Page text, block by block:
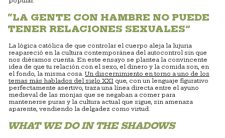
“LA GENTE CON HAMBRE NO PUEDE
TENER RELACIONES SEXUALES”
La lógica católica de que controlar el cuerpo aleja la lujuria
reapareció en la cultura contemporánea del autocontrol sin que
nos diéramos cuenta. En este ensayo se plantea la convincente
idea de que tu relación con el sexo, el dinero y la comida son, en
el fondo, la misma cosa.Un discernimiento en torno a uno de los
temas más hablados del siglo XXI que, con un lenguaje figurativo
perfectamente asertivo, traza una línea directa entre el ayuno
medieval de las monjas que se negaban a comer para
mantenerse puras y la cultura actual que sigue, sin amenaza
aparente, vendiendo la delgadez como virtud.
WHAT WE DO IN THE SHADOWS